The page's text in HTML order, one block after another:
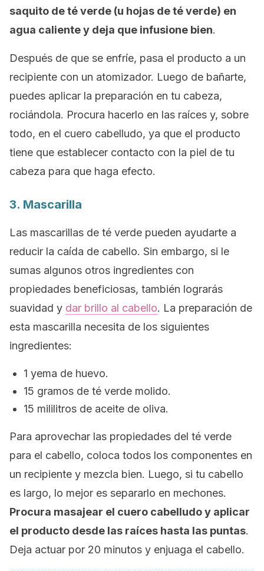
saquito de té verde (u hojas de té verde) en
agua caliente y deja que infusione bien.
Después de que se enfríe, pasa el producto a un
recipiente con un atomizador. Luego de bañarte,
puedes aplicar la preparación en tu cabeza,
rociándola. Procura hacerlo en las raíces y, sobre
todo, en el cuero cabelludo, ya que el producto
tiene que establecer contacto con la piel de tu
cabeza para que haga efecto.
3. Mascarilla
Las mascarillas de té verde pueden ayudarte a
reducir la caída de cabello. Sin embargo, si le
sumas algunos otros ingredientes con
propiedades beneficiosas, también lograrás
suavidad y dar brillo al cabello. La preparación de
esta mascarilla necesita de los siguientes
ingredientes:
1 yema de huevo.
15 gramos de té verde molido.
15 mililitros de aceite de oliva.
Para aprovechar las propiedades del té verde
para el cabello, coloca todos los componentes en
un recipiente y mezcla bien. Luego, si tu cabello
es largo, lo mejor es separarlo en mechones.
Procura masajear el cuero cabelludo y aplicar
el producto desde las raíces hasta las puntas.
Deja actuar por 20 minutos y enjuaga el cabello.